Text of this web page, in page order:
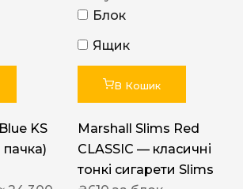
KS
пачка)
Блок
Ящик
В Кошик
Marshall Slims Red
CLASSIC — класичні
тонкі сигарети Slims